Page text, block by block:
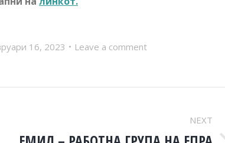
16, 2023 Leave a comment
NEXT